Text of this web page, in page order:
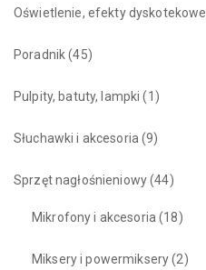
Oświetlenie, efekty dyskotekowe
Poradnik(45)
Pulpity, batuty, lampki (1)
Słuchawki i akcesoria (9)
Sprzęt nagłośnieniowy(44)
Mikrofony i akcesoria (18)
Miksery i powermiksery(2)